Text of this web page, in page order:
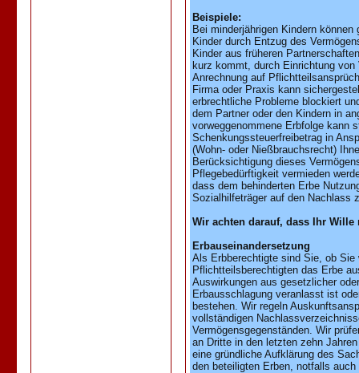
Beispiele:
Bei minderjährigen Kindern
Kinder durch Entzug des
Kinder aus früheren
kurz kommt, durch Einrichtung
Anrechnung auf
Firma oder Praxis kann
erbrechtliche Probleme blockiert
dem Partner oder den Kindern in
vorweggenommene Erbfolge kann
Schenkungssteuerfreibetrag in
(Wohn- oder Nießbrauchsrecht)
Berücksichtigung dieses
Pflegebedürftigkeit vermieden
dass dem behinderten Erbe
Sozialhilfeträger auf den Nachlass
Wir achten darauf, dass Ihr
Erbauseinandersetzung
Als Erbberechtigte sind Sie, ob
Pflichtteilsberechtigten das Erbe
Auswirkungen aus gesetzlicher
Erbausschlagung veranlasst ist
bestehen. Wir regeln
vollständigen
Vermögensgegenständen. Wir
an Dritte in den letzten zehn
eine gründliche Aufklärung des
den beteiligten Erben, notfalls